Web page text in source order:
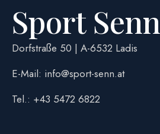
Sport Senn
Dorfstraße 50 | A-6532 Ladis
E-Mail: info@sport-senn.at
Tel.: +43 5472 6822